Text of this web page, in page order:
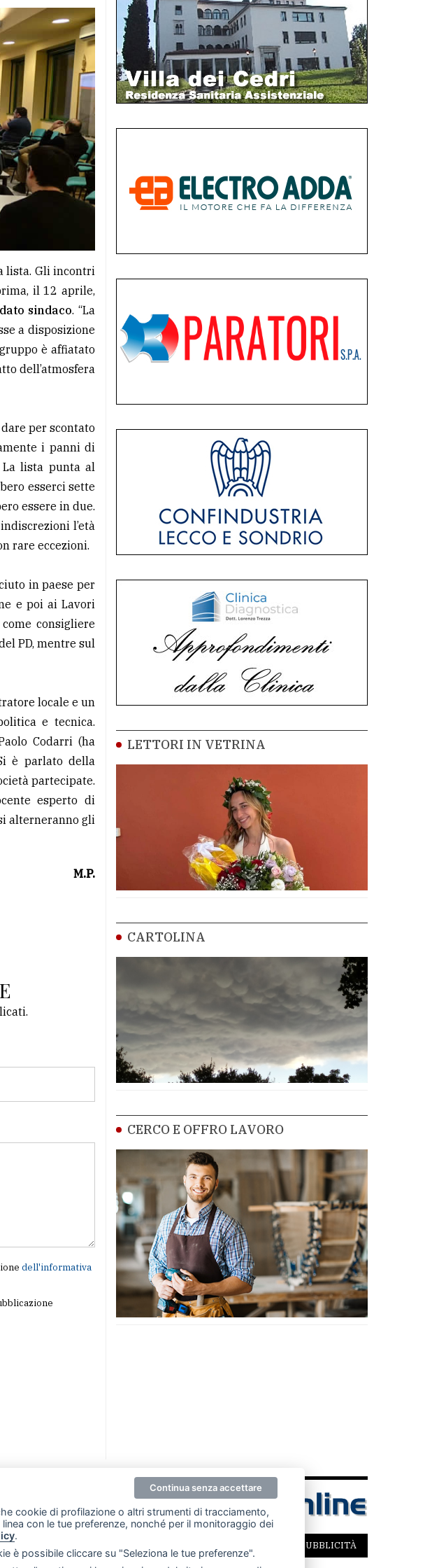
lista. Gli incontri
il 12 aprile,
sindaco. “La
a disposizione
è affiatato
dell’atmosfera
per scontato
i panni di
La lista punta al
esserci sette
essere in due.
l’età
rare eccezioni.
in paese per
e poi ai Lavori
consigliere
PD, mentre sul
locale e un
e tecnica.
Codarri (ha
è parlato della
partecipate.
esperto di
alterneranno gli
M.P.
dell'informativa
LETTORI IN VETRINA
CARTOLINA
CERCO E OFFRO LAVORO
PER LA TUA PUBBLICITÀ
cookie di profilazione o altri strumenti di tracciamento,
con le tue preferenze, nonché per il monitoraggio dei
.
è possibile cliccare su "Seleziona le tue preferenze".
Continua senza accettare